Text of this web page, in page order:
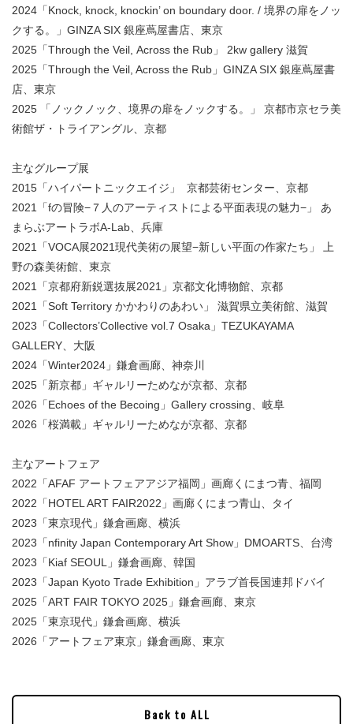
2024「Knock, knock, knockin’ on boundary door. / 境界の扉をノッ
クする。」GINZA SIX 銀座蔦屋書店、東京
2025「Through the Veil, Across the Rub」 2kw gallery 滋賀
2025「Through the Veil, Across the Rub」GINZA SIX 銀座蔦屋書
店、東京
2025 「ノックノック、境界の扉をノックする。」 京都市京セラ美
術館ザ・トライアングル、京都
主なグループ展
2015「ハイパートニックエイジ」 京都芸術センター、京都
2021「fの冒険−７人のアーティストによる平面表現の魅力−」 あ
まらぶアートラボA-Lab、兵庫
2021「VOCA展2021現代美術の展望−新しい平面の作家たち」 上
野の森美術館、東京
2021「京都府新鋭選抜展2021」京都文化博物館、京都
2021「Soft Territory かかわりのあわい」 滋賀県立美術館、滋賀
2023「Collectors’Collective vol.7 Osaka」TEZUKAYAMA
GALLERY、大阪
2024「Winter2024」鎌倉画廊、神奈川
2025「新京都」ギャルリーためなが京都、京都
2026「Echoes of the Becoing」Gallery crossing、岐阜
2026「桜満載」ギャルリーためなが京都、京都
主なアートフェア
2022「AFAF アートフェアアジア福岡」画廊くにまつ青、福岡
2022「HOTEL ART FAIR2022」画廊くにまつ青山、タイ
2023「東京現代」鎌倉画廊、横浜
2023「nfinity Japan Contemporary Art Show」DMOARTS、台湾
2023「Kiaf SEOUL」鎌倉画廊、韓国
2023「Japan Kyoto Trade Exhibition」アラブ首長国連邦ドバイ
2025「ART FAIR TOKYO 2025」鎌倉画廊、東京
2025「東京現代」鎌倉画廊、横浜
2026「アートフェア東京」鎌倉画廊、東京
Back to ALL